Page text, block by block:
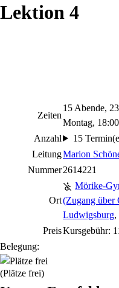
Lektion 4
Zeiten
15 Abende,
Montag,
Anzahl
15
LeitungMarion
Nummer2614221
Ort
Mörike-
(Zugang über
Ludwigsburg,
PreisKursgebühr:
Belegung:
(Plätze frei)